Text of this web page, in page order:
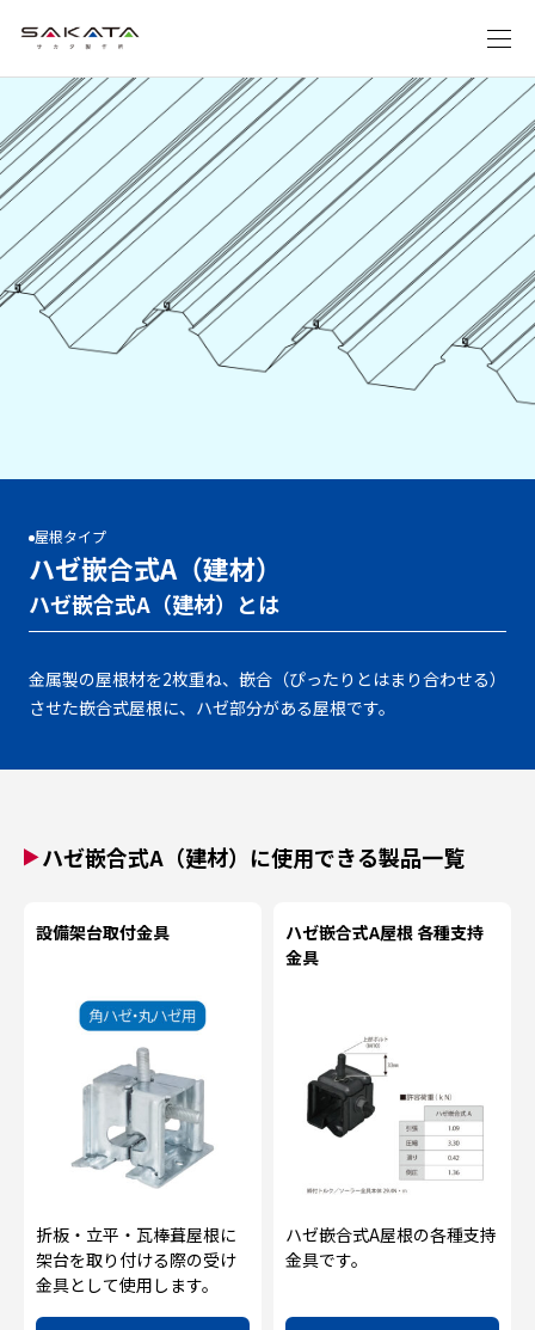
屋根タイプ
ハゼ嵌合式A（建材）
ハゼ嵌合式A（建材）とは
金属製の屋根材を2枚重ね、嵌合（ぴったりとはまり合わせる）
させた嵌合式屋根に、ハゼ部分がある屋根です。
ハゼ嵌合式A（建材）に使用できる製品一覧
設備架台取付金具
折板・立平・瓦棒葺屋根に
架台を取り付ける際の受け
金具として使用します。
ハゼ嵌合式A屋根 各種支持
金具
ハゼ嵌合式A屋根の各種支持
金具です。